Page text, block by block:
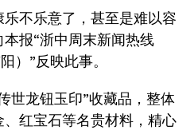
不乐意了，甚至是难以容
报“浙中周末新闻热线
）”反映此事。
龙钮玉印”收藏品，整体
红宝石等名贵材料，精心